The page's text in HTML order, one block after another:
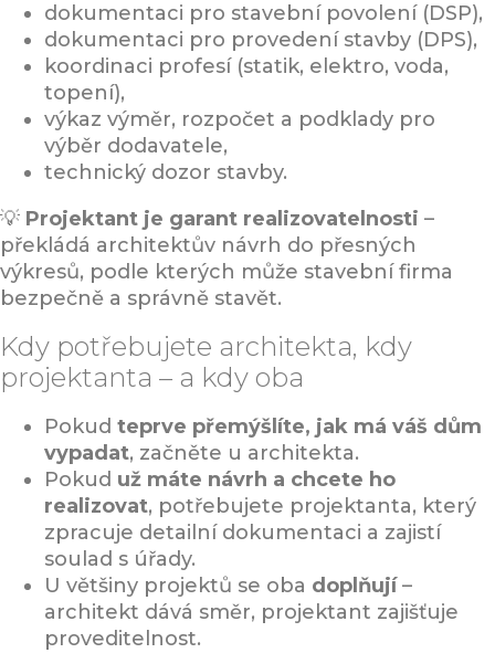
dokumentaci pro stavební povolení (DSP),
dokumentaci pro provedení stavby (DPS),
koordinaci profesí (statik, elektro, voda,
topení),
výkaz výměr, rozpočet a podklady pro
výběr dodavatele,
technický dozor stavby.
💡 Projektant je garant realizovatelnosti –
překládá architektův návrh do přesných
výkresů, podle kterých může stavební firma
bezpečně a správně stavět.
Kdy potřebujete architekta, kdy
projektanta – a kdy oba
Pokud teprve přemýšlíte, jak má váš dům
vypadat, začněte u architekta.
Pokud už máte návrh a chcete ho
realizovat, potřebujete projektanta, který
zpracuje detailní dokumentaci a zajistí
soulad s úřady.
U většiny projektů se oba doplňují–
architekt dává směr, projektant zajišťuje
proveditelnost.